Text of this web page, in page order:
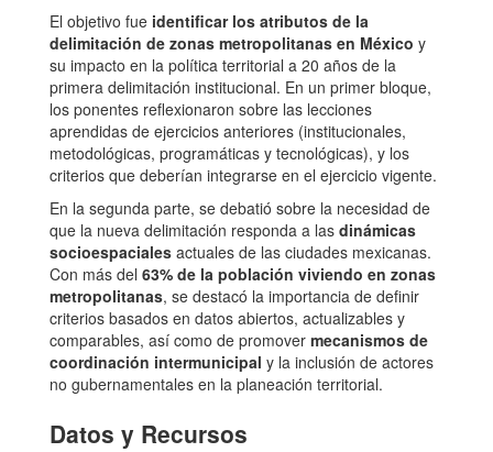
El objetivo fue identificar los atributos de la
delimitación de zonas metropolitanas en México y
su impacto en la política territorial a 20 años de la
primera delimitación institucional. En un primer bloque,
los ponentes reflexionaron sobre las lecciones
aprendidas de ejercicios anteriores (institucionales,
metodológicas, programáticas y tecnológicas), y los
criterios que deberían integrarse en el ejercicio vigente.
En la segunda parte, se debatió sobre la necesidad de
que la nueva delimitación responda a las dinámicas
socioespaciales actuales de las ciudades mexicanas.
Con más del 63% de la población viviendo en zonas
metropolitanas, se destacó la importancia de definir
criterios basados en datos abiertos, actualizables y
comparables, así como de promover mecanismos de
coordinación intermunicipal y la inclusión de actores
no gubernamentales en la planeación territorial.
Datos y Recursos